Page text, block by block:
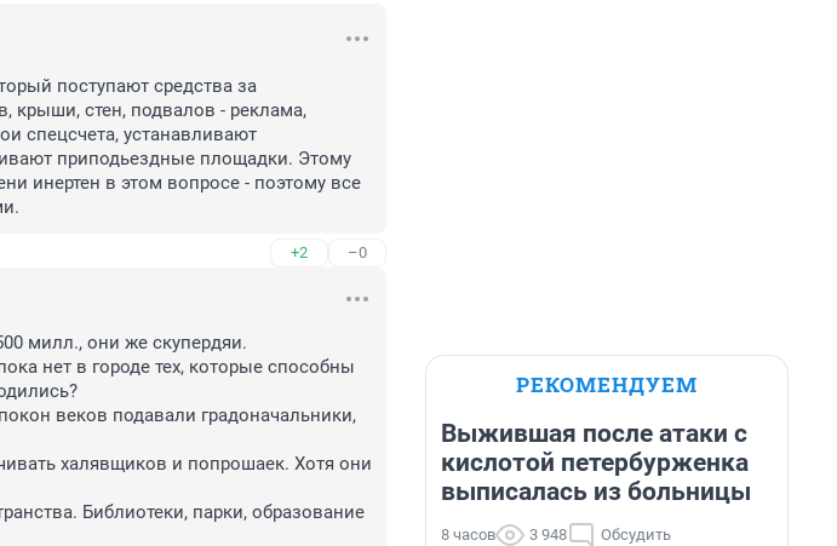
поступают средства за
крыши, стен, подвалов - реклама,
спецсчета, устанавливают
приподьездные площадки. Этому
инертен в этом вопросе - поэтому все
+2 –0
милл., они же скупердяи.
нет в городе тех, которые способны
веков подавали градоначальники,
халявщиков и попрошаек. Хотя они
Библиотеки, парки, образование
РЕКОМЕНДУЕМ
Выжившая после атаки с
кислотой петербурженка
выписалась из больницы
8 часов 3 948 Обсудить